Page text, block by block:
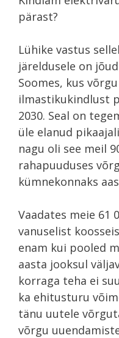
pärast?
Lühike vastus
järeldusele on
Soomes, kus
ilmastikukindlust
2030. Seal on
üle elanud
nagu oli see meil
rahapuuduses
kümnekonnaks
Vaadates meie 61
vanuselist
enam kui pooled
aasta jooksul
korraga teha ei
ka ehitusturu
tänu uutele
võrgu